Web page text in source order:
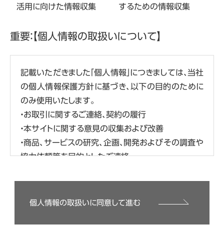
活用に向けた情報収集
するための情報収集
重要：【個人情報の取扱いについて】
記載いただきました「個人情報」につきましては、当社
の個人情報保護方針に基づき、以下の目的のために
のみ使用いたします。
・お取引に関するご連絡、契約の履行
・本サイトに関する意見の収集および改善
・商品、サービスの研究、企画、開発およびその調査や
協力依頼等を目的としたご連絡
結果に基づくものを含みます）
・お客様のお問合せ、ご要望へのご対応
個人情報の取扱いに同意して進む